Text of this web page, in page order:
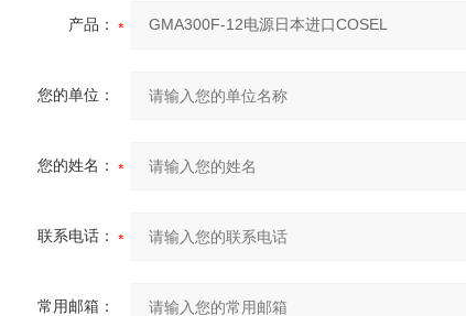
产品：
您的单位：
您的姓名：
联系电话：
常用邮箱：